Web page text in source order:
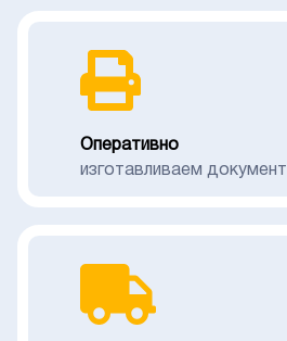
Оперативно
изготавливаем документ